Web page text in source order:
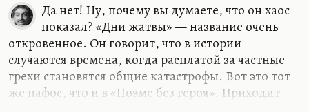
Да нет! Ну, почему вы думаете, что он хаос
показал? «Дни жатвы» — название очень
откровенное. Он говорит, что в истории
случаются времена, когда расплатой за частные
грехи становятся общие катастрофы. Вот это тот
же пафос, что и в «Поэме без героя». Приходит